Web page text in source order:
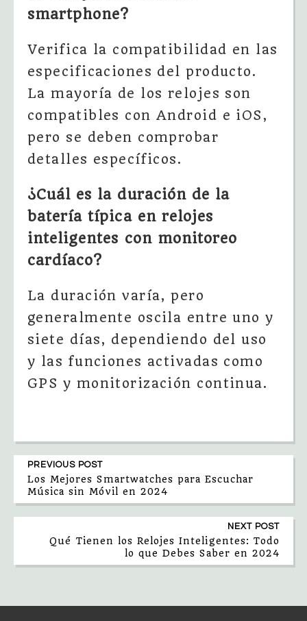
smartphone?
Verifica la compatibilidad en las
especificaciones del producto.
La mayoría de los relojes son
compatibles con Android e iOS,
pero se deben comprobar
detalles específicos.
¿Cuál es la duración de la
batería típica en relojes
inteligentes con monitoreo
cardíaco?
La duración varía, pero
generalmente oscila entre uno y
siete días, dependiendo del uso
y las funciones activadas como
GPS y monitorización continua.
PREVIOUS POST
Los Mejores Smartwatches para Escuchar
Música sin Móvil en 2024
NEXT POST
Qué Tienen los Relojes Inteligentes: Todo
lo que Debes Saber en 2024